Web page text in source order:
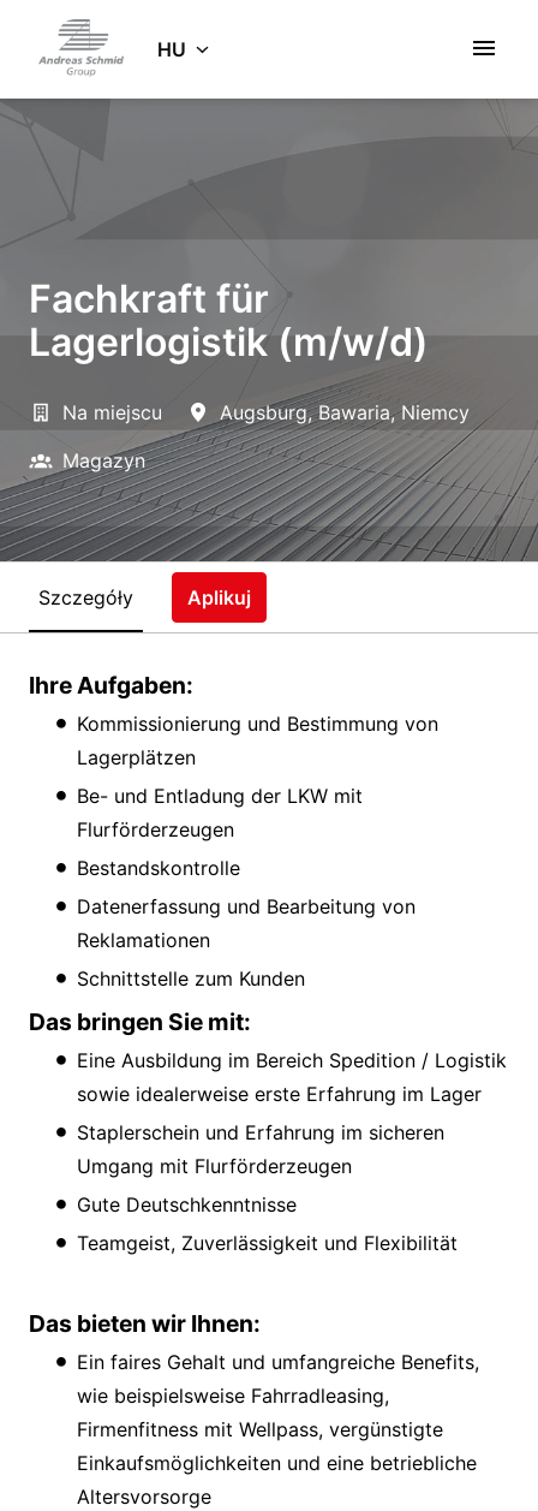
tartalomhoz
Kezdőlap HU
Fachkraft für
Lagerlogistik (m/w/d)
Na miejscu Augsburg, Bawaria, Niemcy
Magazyn
Szczegóły Aplikuj
Ihre Aufgaben:
Kommissionierung und Bestimmung von
Lagerplätzen
Be- und Entladung der LKW mit
Flurförderzeugen
Bestandskontrolle
Datenerfassung und Bearbeitung von
Reklamationen
Schnittstelle zum Kunden
Das bringen Sie mit:
Eine Ausbildung im Bereich Spedition / Logistik
sowie idealerweise erste Erfahrung im Lager
Staplerschein und Erfahrung im sicheren
Umgang mit Flurförderzeugen
Gute Deutschkenntnisse
Teamgeist, Zuverlässigkeit und Flexibilität
Das bieten wir Ihnen:
Ein faires Gehalt und umfangreiche Benefits,
wie beispielsweise Fahrradleasing,
Firmenfitness mit Wellpass, vergünstigte
Einkaufsmöglichkeiten und eine betriebliche
Altersvorsorge